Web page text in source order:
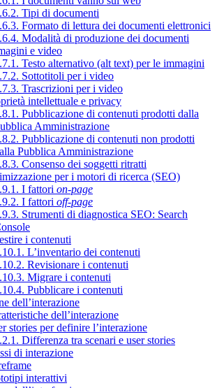
Tipi di documenti
Formato di lettura dei documenti elettronici
Modalità di produzione dei documenti
e video
Testo alternativo (alt text) per le immagini
Sottotitoli per i video
Trascrizioni per i video
intellettuale e privacy
Pubblicazione di contenuti prodotti dalla
Amministrazione
Pubblicazione di contenuti non prodotti
Pubblica Amministrazione
Consenso dei soggetti ritratti
per i motori di ricerca (SEO)
I fattori on-page
I fattori off-page
Strumenti di diagnostica SEO: Search
i contenuti
L’inventario dei contenuti
Revisionare i contenuti
Migrare i contenuti
Pubblicare i contenuti
dell’interazione
dell’interazione
stories per definire l’interazione
Differenza tra scenari e user stories
di interazione
interattivi